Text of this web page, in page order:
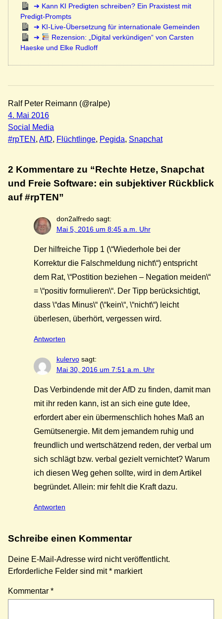
Kann KI Predigten schreiben? Ein Praxistest mit
Predigt-Prompts
KI-Live-Übersetzung für internationale Gemeinden
Rezension: „Digital verkündigen“ von Carsten
Haeske und Elke Rudloff
Ralf Peter Reimann (@ralpe)
4. Mai 2016
Social Media
#rpTEN , AfD, Flüchtlinge, Pegida, Snapchat
2 Kommentare zu “Rechte Hetze, Snapchat
und Freie Software: ein subjektiver Rückblick
auf #rpTEN”
don2alfredo sagt:
Mai 5, 2016 um 8:45 a.m. Uhr
Der hilfreiche Tipp 1 (\“Wiederhole bei der
Korrektur die Falschmeldung nicht\“) entspricht
dem Rat, \“Postition beziehen – Negation meiden\“
= \“positiv formulieren\“. Der Tipp berücksichtigt,
dass \“das Minus\“ (\“kein\“, \“nicht\“) leicht
überlesen, überhört, vergessen wird.
Antworten
kulervo sagt:
Mai 30, 2016 um 7:51 a.m. Uhr
Das Verbindende mit der AfD zu finden, damit man
mit ihr reden kann, ist an sich eine gute Idee,
erfordert aber ein übermenschlich hohes Maß an
Gemütsenergie. Mit dem jemandem ruhig und
freundlich und wertschätzend reden, der verbal um
sich schlägt bzw. verbal gezielt vernichtet? Warum
ich diesen Weg gehen sollte, wird in dem Artikel
begründet. Allein: mir fehlt die Kraft dazu.
Antworten
Schreibe einen Kommentar
Deine E-Mail-Adresse wird nicht veröffentlicht.
Erforderliche Felder sind mit* markiert
Kommentar *